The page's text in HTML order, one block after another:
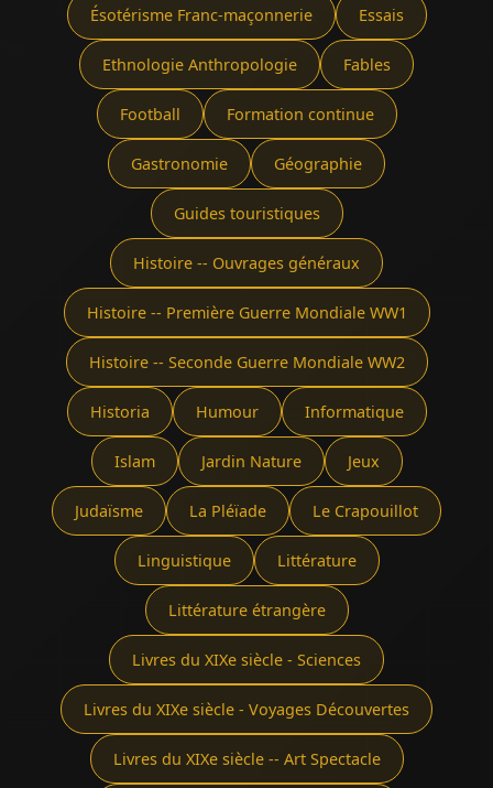
Ésotérisme Franc-maçonnerie Essais
Ethnologie Anthropologie Fables
Football Formation continue
Gastronomie Géographie
Guides touristiques
Histoire -- Ouvrages généraux
Histoire -- Première Guerre Mondiale WW1
Histoire -- Seconde Guerre Mondiale WW2
Historia Humour Informatique
Islam Jardin Nature Jeux
Judaïsme La Pléïade Le Crapouillot
Linguistique Littérature
Littérature étrangère
Livres du XIXe siècle - Sciences
Livres du XIXe siècle - Voyages Découvertes
Livres du XIXe siècle -- Art Spectacle